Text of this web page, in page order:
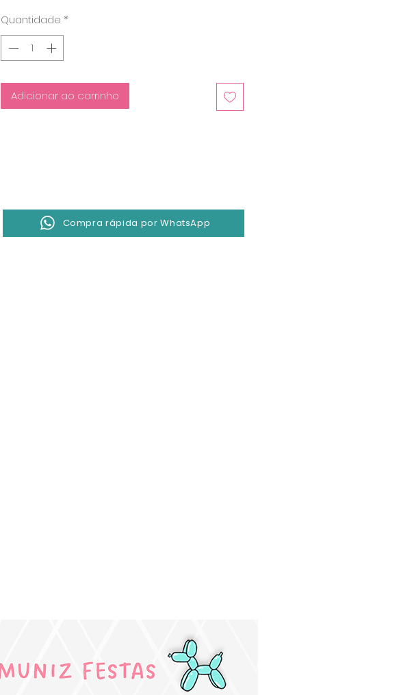
Quantidade *
Adicionar ao carrinho
Compra rápida por WhatsApp